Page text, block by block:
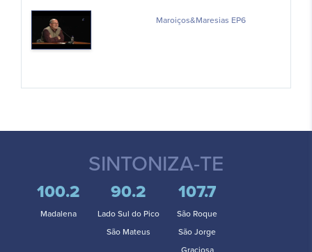
Maroiços&Maresias EP6
SINTONIZA-TE
100.2
Madalena
90.2
Lado Sul do Pico
São Mateus
107.7
São Roque
São Jorge
Graciosa